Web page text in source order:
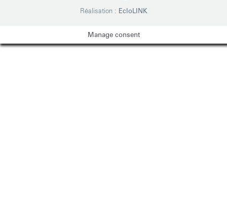
Réalisation : EcloLINK
Manage consent